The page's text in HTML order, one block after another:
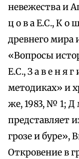
невежества и
ц о в а Е.С., К о
древнего мира
«Вопросы
Е.С., З а в е н я
методиках» и
же, 1983, № 1; Д
представляет
грозе и буре»,
Откровение в